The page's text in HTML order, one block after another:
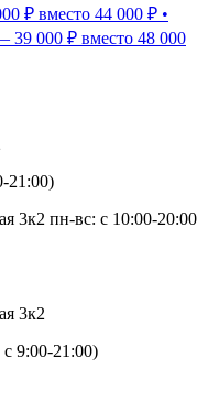
₽ вместо 44 000 ₽ •
39 000 ₽ вместо 48 000
21:00)
3к2 пн-вс: с 10:00-20:00
3к2
9:00-21:00)